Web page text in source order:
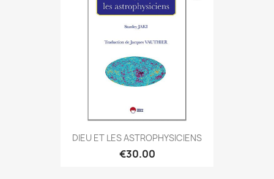
DIEU ET LES ASTROPHYSICIENS
€30.00